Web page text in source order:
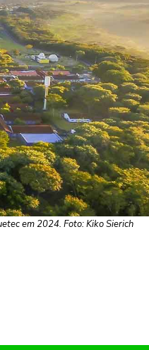
em 2024. Foto: Kiko Sierich